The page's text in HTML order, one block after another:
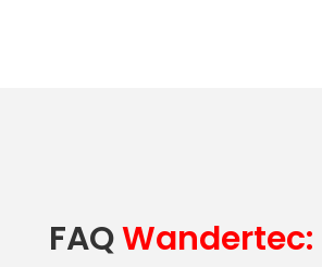
FAQWandertec: